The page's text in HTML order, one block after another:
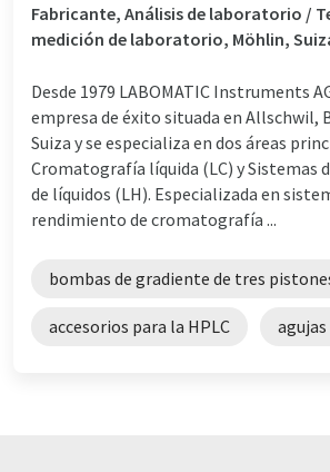
Fabricante, Análisis de laboratorio /
medición de laboratorio, Möhlin,
Desde 1979 LABOMATIC Instruments
empresa de éxito situada en Allschwil,
Suiza y se especializa en dos áreas
Cromatografía líquida (LC) y Sistemas
de líquidos (LH). Especializada en
rendimiento de cromatografía ...
bombas de gradiente de tres
accesorios para la HPLC